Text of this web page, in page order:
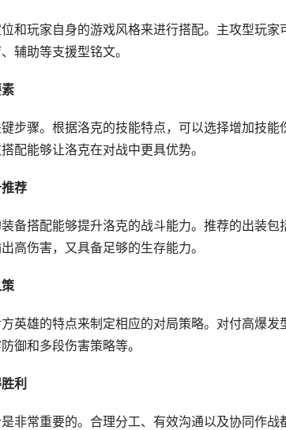
和玩家自身的游戏风格来进行搭配。主攻型玩家
辅助等支援型铭文。
步骤。根据洛克的技能特点，可以选择增加技能
配能够让洛克在对战中更具优势。
荐
备搭配能够提升洛克的战斗能力。推荐的出装包
高伤害，又具备足够的生存能力。
英雄的特点来制定相应的对局策略。对付高爆发
御和多段伤害策略等。
利
非常重要的。合理分工、有效沟通以及协同作战